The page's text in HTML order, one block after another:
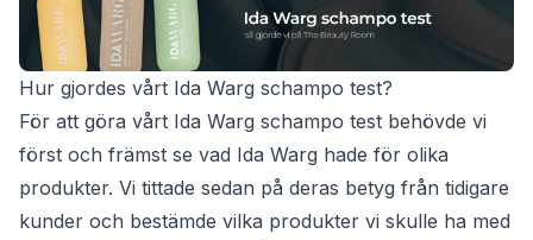
Hur gjordes vårt Ida Warg schampo test?
För att göra vårt Ida Warg schampo test behövde vi
först och främst se vad Ida Warg hade för olika
produkter. Vi tittade sedan på deras betyg från tidigare
kunder och bestämde vilka produkter vi skulle ha med